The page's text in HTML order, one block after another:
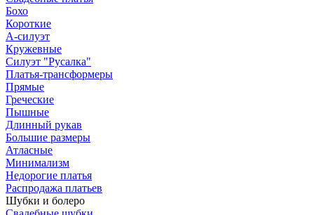
Бохо
Короткие
А-силуэт
Кружевные
Силуэт "Русалка"
Платья-трансформеры
Прямые
Греческие
Пышные
Длинный рукав
Большие размеры
Атласные
Минимализм
Недорогие платья
Распродажа платьев
Шубки и болеро